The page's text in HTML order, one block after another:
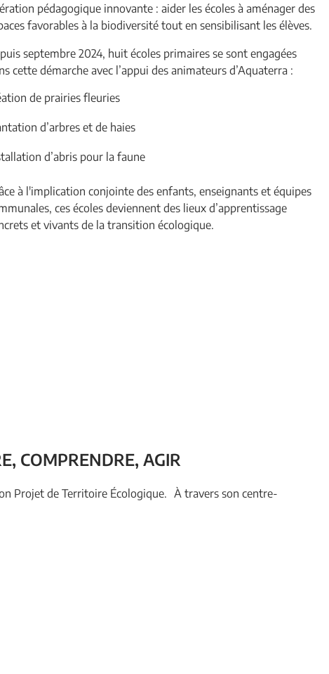
pédagogique innovante : aider les écoles à aménager des
favorables à la biodiversité tout en sensibilisant les élèves.
septembre 2024, huit écoles primaires se sont engagées
cette démarche avec l’appui des animateurs d’Aquaterra :
de prairies fleuries
d’arbres et de haies
d’abris pour la faune
à l'implication conjointe des enfants, enseignants et équipes
ces écoles deviennent des lieux d’apprentissage
et vivants de la transition écologique.
COMPRENDRE, AGIR
Projet de Territoire Écologique. À travers son centre-